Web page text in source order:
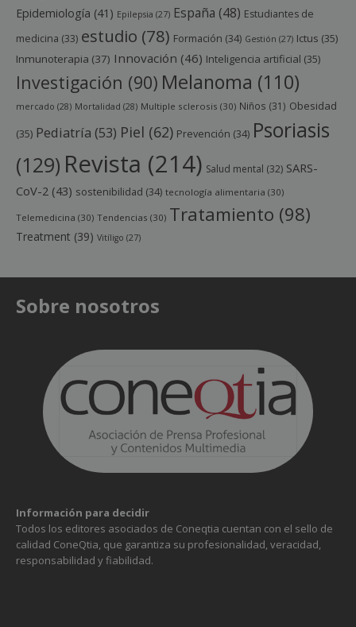
Epidemiología (41) Epilepsia (27) España (48) Estudiantes de
medicina (33) estudio (78) Formación (34) Gestión (27) Ictus (35)
Inmunoterapia (37) Innovación (46) Inteligencia artificial (35)
Investigación (90) Melanoma (110)
mercado (28) Mortalidad (28) Multiple sclerosis (30) Niños (31) Obesidad
(35) Pediatría (53) Piel (62) Prevención (34) Psoriasis
(129) Revista (214) Salud mental (32) SARS-
CoV-2 (43) sostenibilidad (34) tecnología alimentaria (30)
Telemedicina (30) Tendencias (30) Tratamiento (98)
Treatment (39) Vitíligo (27)
Sobre nosotros
Información para decidir
Todos los editores asociados de Coneqtia cuentan con el sello de
calidad ConeQtia, que garantiza su profesionalidad, veracidad,
responsabilidad y fiabilidad.